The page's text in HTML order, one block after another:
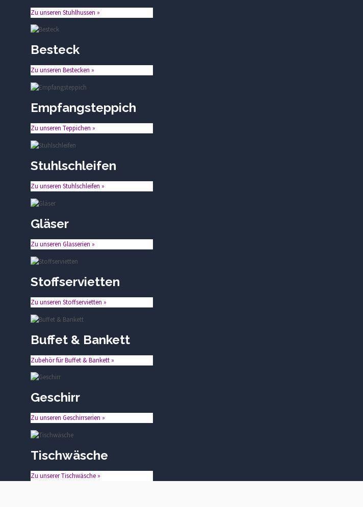
Zu unseren Stuhlhussen »
Besteck
Zu unseren Bestecken »
Empfangsteppich
Zu unseren Teppichen »
Stuhlschleifen
Zu unseren Stuhlschleifen »
Gläser
Zu unseren Glasserien »
Stoffservietten
Zu unseren Stoffservietten »
Buffet & Bankett
Zubehör für Buffet & Bankett »
Geschirr
Zu unseren Geschirrserien »
Tischwäsche
Zu unserer Tischwäsche »